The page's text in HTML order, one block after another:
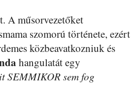
A műsorvezetőket
szomorú története, ezért
közbeavatkozniuk és
hangulatát egy
SEMMIKOR sem fog